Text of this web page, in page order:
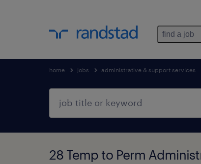
find a job
home jobs administrative & support services
28 Temp to Perm